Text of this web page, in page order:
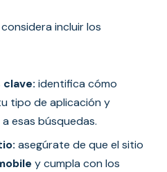
incluir los
clave: identifica cómo
tipo de aplicación y
esas búsquedas.
asegúrate de que el sitio
y cumpla con los